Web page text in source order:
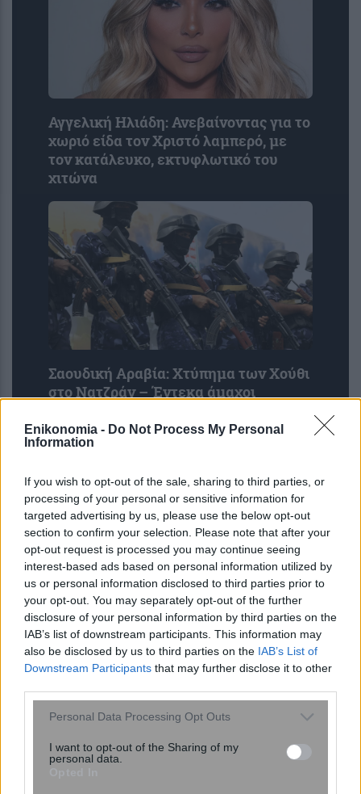
Enikonomia - Do Not Process My Personal
Information
If you wish to opt-out of the sale, sharing to third parties, or
processing of your personal or sensitive information for
targeted advertising by us, please use the below opt-out
section to confirm your selection. Please note that after your
opt-out request is processed you may continue seeing
interest-based ads based on personal information utilized by
us or personal information disclosed to third parties prior to
your opt-out. You may separately opt-out of the further
disclosure of your personal information by third parties on the
IAB’s list of downstream participants. This information may
also be disclosed by us to third parties on the IAB’s List of
Downstream Participants that may further disclose it to other
Please note that this website/app uses one or more Google
not limited to your visit or usage behaviour. You may click to
grant or deny consent to Google and its third-party tags to
Personal Data Processing Opt Outs
I want to opt-out of the Sharing of my
personal data.
Αγγελική Ηλιάδη: Ανεβαίνοντας για το
χωριό είδα τον Χριστό λαμπερό, με
τον κατάλευκο, εκτυφλωτικό του
χιτώνα
Σαουδική Αραβία: Χτύπημα των Χούθι
στο Νατζράν – Έντεκα άμαχοι
ΠΟΕΔΗΝ: Οκτώ καταγγελίες για
βιασμό τουριστριών στη Ζάκυνθο από
τα μέσα Ιουνίου